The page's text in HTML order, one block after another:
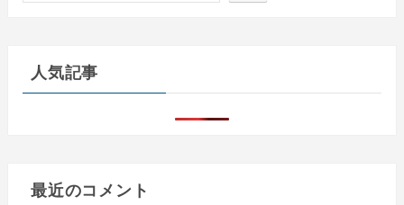
人気記事
最近のコメント